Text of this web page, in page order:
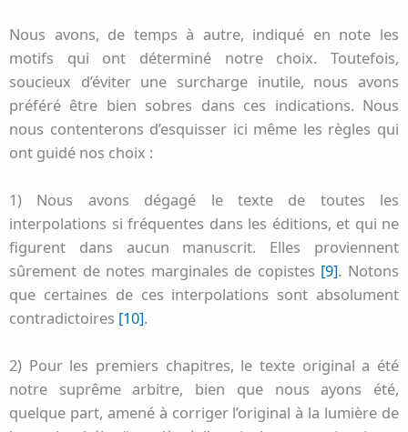
Nous avons, de temps à autre, indiqué en note les
motifs qui ont déterminé notre choix. Toutefois,
soucieux d’éviter une surcharge inutile, nous avons
préféré être bien sobres dans ces indications. Nous
nous contenterons d’esquisser ici même les règles qui
ont guidé nos choix :
1) Nous avons dégagé le texte de toutes les
interpolations si fréquentes dans les éditions, et qui ne
figurent dans aucun manuscrit. Elles proviennent
sûrement de notes marginales de copistes [9]. Notons
que certaines de ces interpolations sont absolument
contradictoires [10].
2) Pour les premiers chapitres, le texte original a été
notre suprême arbitre, bien que nous ayons été,
quelque part, amené à corriger l’original à la lumière de